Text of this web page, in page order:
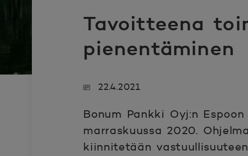
Tavoitteena
pienentäminen
22.4.2021
Bonum Pankki Oyj:n
marraskuussa 2020.
kiinnitetään